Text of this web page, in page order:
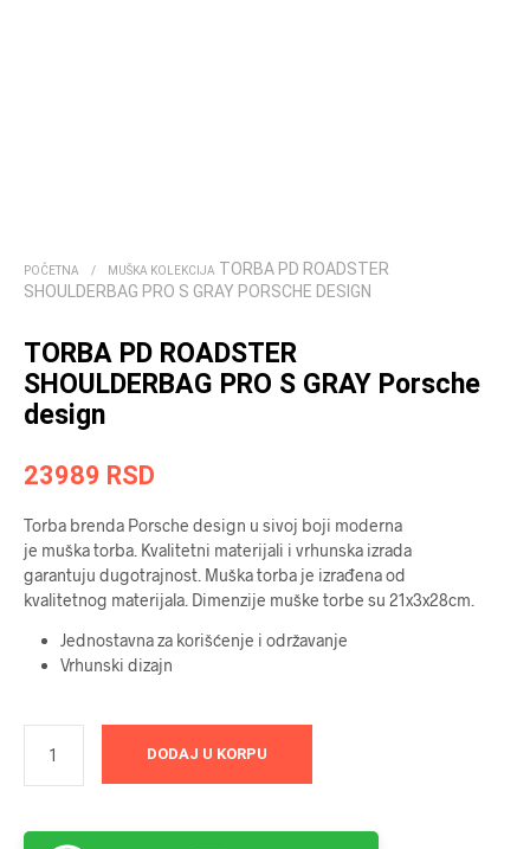
POČETNA / MUŠKA KOLEKCIJA TORBA PD ROADSTER
SHOULDERBAG PRO S GRAY PORSCHE DESIGN
TORBA PD ROADSTER
SHOULDERBAG PRO S GRAY Porsche
design
23989 RSD
Torba brenda ­­­Porsche design u sivoj boji moderna
je muška torba. Kvalitetni materijali i vrhunska izrada
garantuju dugotrajnost. Muška torba je izrađena od
kvalitetnog materijala. Dimenzije muške torbe su 21x3x28cm.
Jednostavna za korišćenje i održavanje
Vrhunski dizajn
DODAJ U KORPU